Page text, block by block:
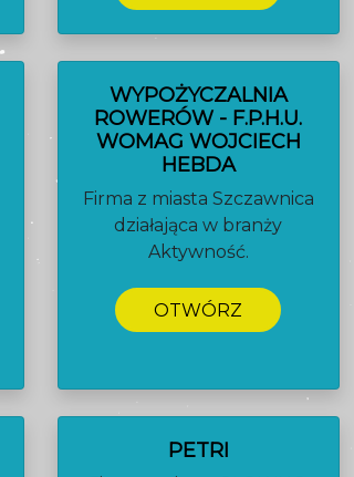
WYPOŻYCZALNIA
ROWERÓW - F.P.H.U.
WOMAG WOJCIECH
HEBDA
Firma z miasta Szczawnica
działająca w branży
Aktywność.
OTWÓRZ
PETRI